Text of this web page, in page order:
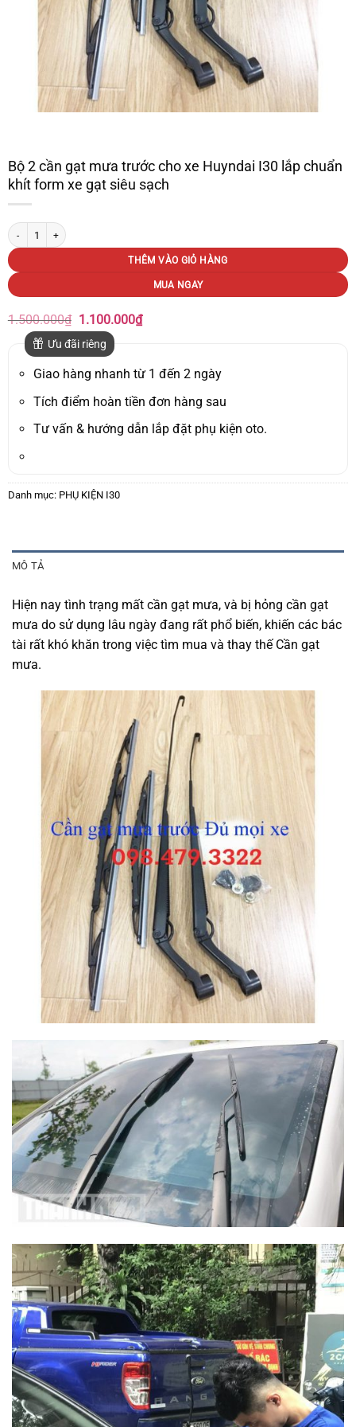
Bộ 2 cần gạt mưa trước cho xe Huyndai I30 lắp chuẩn
khít form xe gạt siêu sạch
Bộ 2 cần gạt mưa trước cho xe Huyndai I30 lắp chuẩn khít form xe gạt siêu sạch
THÊM VÀO GIỎ HÀNG
MUA NGAY
1.500.000₫ Giá
gốc
là:
1.500.000₫.
1.100.000₫Giá
1.100.000₫.
Ưu đãi riêng
Giao hàng nhanh từ 1 đến 2 ngày
Tích điểm hoàn tiền đơn hàng sau
Tư vấn & hướng dẫn lắp đặt phụ kiện oto.
Danh mục: PHỤ KIỆN I30
MÔ TẢ
Hiện nay tình trạng mất cần gạt mưa, và bị hỏng cần gạt
mưa do sử dụng lâu ngày đang rất phổ biến, khiến các bác
tài rất khó khăn trong việc tìm mua và thay thế Cần gạt
mưa.